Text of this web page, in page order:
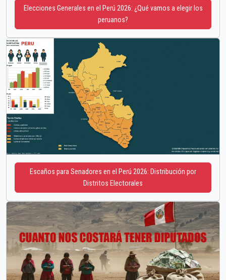
Elecciones Generales en el Perú 2026: ¿Qué vamos a elegir los
peruanos?
Escaños para Senadores en el Perú 2026: Distribución por
Distritos Electorales